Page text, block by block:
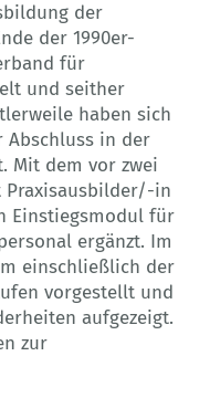
der
der 1990er-
für
und seither
haben sich
Abschluss in der
Mit dem vor zwei
Praxisausbilder/-in
Einstiegsmodul für
ergänzt. Im
einschließlich der
vorgestellt und
aufgezeigt.
zur